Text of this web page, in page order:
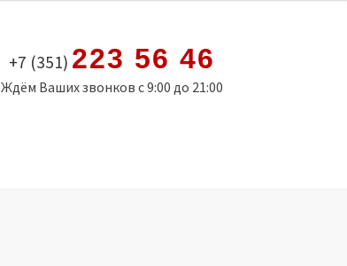
+7 (351) 223 56 46
Ждём Ваших звонков с 9:00 до 21:00